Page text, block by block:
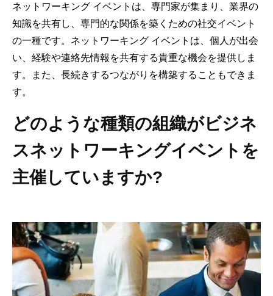
ネットワーキング イベントは、専門家が集まり、業界の
知識を共有し、専門的な関係を築くための社交イベント
の一種です。ネットワーキング イベントは、個人が出会
い、経験や連絡先情報を共有する貴重な機会を提供しま
す。また、長続きするつながりを構築することもできま
す。
どのような種類の組織がビジネ
スネットワーキングイベントを
主催していますか?